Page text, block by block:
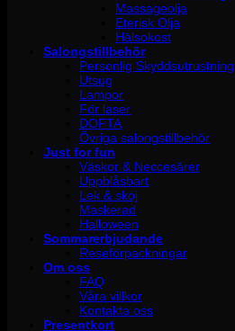
Massageolja
Eterisk Olja
Hälsokost
Salongstillbehör
Personlig Skyddsutrustning
Utsug
Lampor
För laser
DOFTA
Övriga salongstillbehör
Just for fun
Väskor & Neccesärer
Uppblåsbart
Lek & skoj
Maskerad
Halloween
Sommarerbjudande
Reseförpackningar
Om oss
FAQ
Våra villkor
Kontakta oss
Presentkort